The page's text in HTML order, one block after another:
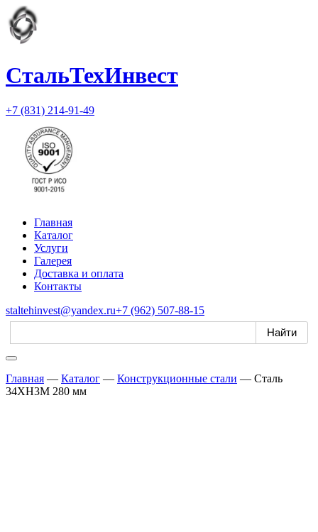
СтальТехИнвест
+7 (831) 214-91-49
Главная
Каталог
Услуги
Галерея
Доставка и оплата
Контакты
staltehinvest@yandex.ru+7 (962) 507-88-15
Главная — Каталог — Конструкционные стали — Сталь
34ХН3М 280 мм